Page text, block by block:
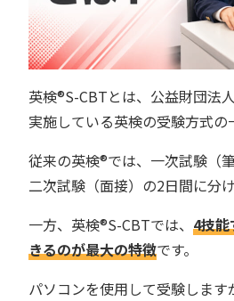
英検®︎S-CBTとは、公益財団法
実施している英検の受験方式の
従来の英検®︎では、一次試験（
二次試験（面接）の2日間に分
一方、英検®︎S-CBTでは、 4技能
きるのが最大の特徴です。
パソコンを使用して受験しま